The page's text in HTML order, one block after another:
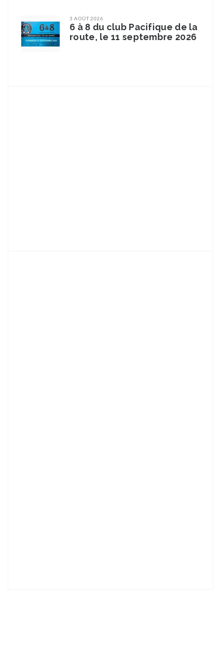
3 AOÛT 2026
6 à 8 du club Pacifique de la
route, le 11 septembre 2026